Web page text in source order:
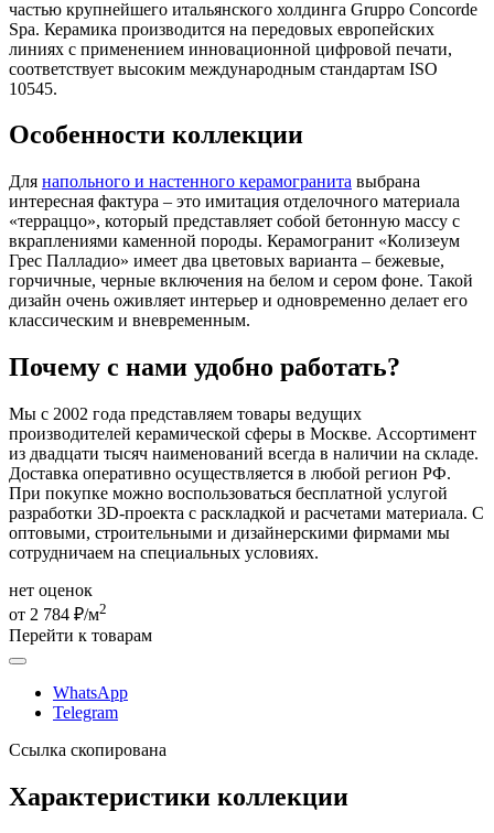
частью крупнейшего итальянского холдинга Gruppo Concorde
Spa. Керамика производится на передовых европейских
линиях с применением инновационной цифровой печати,
соответствует высоким международным стандартам ISO
10545.
Особенности коллекции
Для напольного и настенного керамогранита выбрана
интересная фактура – это имитация отделочного материала
«терраццо», который представляет собой бетонную массу с
вкраплениями каменной породы. Керамогранит «Колизеум
Грес Палладио» имеет два цветовых варианта – бежевые,
горчичные, черные включения на белом и сером фоне. Такой
дизайн очень оживляет интерьер и одновременно делает его
классическим и вневременным.
Почему с нами удобно работать?
Мы с 2002 года представляем товары ведущих
производителей керамической сферы в Москве. Ассортимент
из двадцати тысяч наименований всегда в наличии на складе.
Доставка оперативно осуществляется в любой регион РФ.
При покупке можно воспользоваться бесплатной услугой
разработки 3D-проекта с раскладкой и расчетами материала. С
оптовыми, строительными и дизайнерскими фирмами мы
сотрудничаем на специальных условиях.
нет оценок
от 2 784 ₽/м2
Перейти к товарам
WhatsApp
Telegram
Ссылка скопирована
Характеристики коллекции